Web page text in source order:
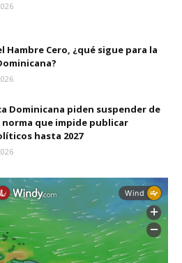
Hambre Cero, ¿qué sigue para la
Dominicana piden suspender de
norma que impide publicar
hasta 2027